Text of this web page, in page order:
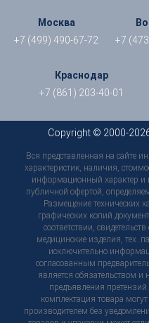
Москва
+7 (499) 490-67-72
+7
Краснодар
+7 (861) 203-40-01
Copyright © 2000-
Вся представленная на сайте
характеристик, наличия,
информационный характер и
публичной офертой,
Размещение технических
графических копий
соответствии,
медицинские изделия, тех.
исключительно
согласованным
является обязательством
предъявления
комплектация товара
производителем без